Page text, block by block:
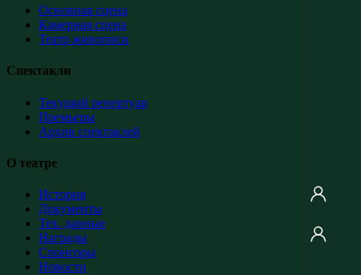
Основная сцена
Камерная сцена
Театр живописи
Спектакли
Текущий репертуар
Премьеры
Архив спектаклей
О театре
История
Документы
Тех. данные
Награды
Спонсоры
Новости